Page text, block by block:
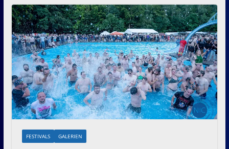
FESTIVALS GALERIEN